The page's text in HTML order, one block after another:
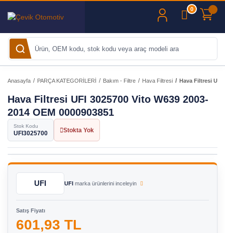
0
Anasayfa PARÇA KATEGORİLERİ Bakım - Filtre Hava Filtresi Hava Filtresi UFI
Hava Filtresi UFI 3025700 Vito W639 2003-
2014 OEM 0000903851
Stok Kodu
UFI3025700 Stokta Yok
UFI UFI marka ürünlerini inceleyin
Satış Fiyatı
601,93 TL